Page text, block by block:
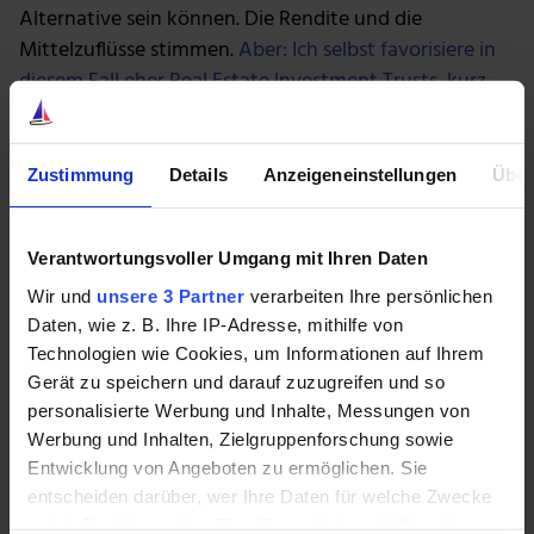
Zustimmung Details Anzeigeneinstellungen
Verantwortungsvoller Umgang mit Ihren Daten
Wir und unsere 3 Partner verarbeiten Ihre persönlichen
Daten, wie z. B. Ihre IP-Adresse, mithilfe von
Technologien wie Cookies, um Informationen auf Ihrem
Gerät zu speichern und darauf zuzugreifen und so
personalisierte Werbung und Inhalte, Messungen von
Werbung und Inhalten, Zielgruppenforschung sowie
Entwicklung von Angeboten zu ermöglichen. Sie
entscheiden darüber, wer Ihre Daten für welche Zwecke
Alternative sein können. Die Rendite und die
Mittelzuflüsse stimmen.Aber: Ich selbst favorisiere in
diesem Fall eher Real Estate Investment Trusts, kurz
REITs
ein sehr direktes Investment in das Betongold an.
Das eigene Haus: Keine Altersvorsorge
Ob das eigene Haus eine Altersvorsorge darstellt, das
dürfte heftig diskutiert werden. Wir müssen keine
Miete zahlen. Insofern ist die Kostenseite gesenkt. Ich
führe aber gerne dagegen an, dass viele Verbraucher
dann in zu großen Immobilien wohnen. Ein Haus ist für
ein Paar im Alter häufig unangemessen. Die vielen
Büros, Gästezimmer und Ankleidezimmer wollen
ebenfalls beheizt werden. Es existieren Kosten für die
Instandhaltung und Bewirtschaftung. Zwar zahlen wir